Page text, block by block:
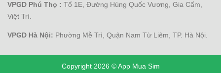
VPGD Phú Thọ : Tổ 1E, Đường Hùng Quốc Vương, Gia Cẩm,
Việt Trì.
VPGD Hà Nội: Phường Mễ Trì, Quận Nam Từ Liêm, TP. Hà Nội.
Copyright 2026 © App Mua Sim